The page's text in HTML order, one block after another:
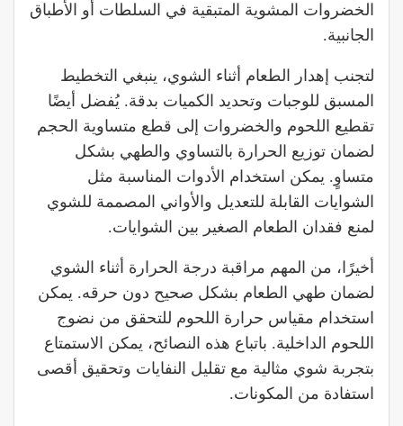
الخضروات المشوية المتبقية في السلطات أو الأطباق
الجانبية.
لتجنب إهدار الطعام أثناء الشوي، ينبغي التخطيط
المسبق للوجبات وتحديد الكميات بدقة. يُفضل أيضًا
تقطيع اللحوم والخضروات إلى قطع متساوية الحجم
لضمان توزيع الحرارة بالتساوي والطهي بشكل
متساوٍ. يمكن استخدام الأدوات المناسبة مثل
الشوايات القابلة للتعديل والأواني المصممة للشوي
لمنع فقدان الطعام الصغير بين الشوايات.
أخيرًا، من المهم مراقبة درجة الحرارة أثناء الشوي
لضمان طهي الطعام بشكل صحيح دون حرقه. يمكن
استخدام مقياس حرارة اللحوم للتحقق من نضوج
اللحوم الداخلية. باتباع هذه النصائح، يمكن الاستمتاع
بتجربة شوي مثالية مع تقليل النفايات وتحقيق أقصى
استفادة من المكونات.